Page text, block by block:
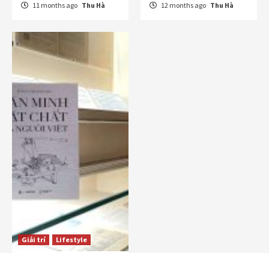
11 months ago Thu Hà 12 months ago Thu Hà
Giải trí Lifestyle